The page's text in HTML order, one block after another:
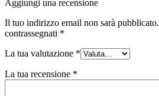
Aggiungi una recensione
Il tuo indirizzo email non sarà pubblicato.
contrassegnati *
La tua valutazione *
La tua recensione *